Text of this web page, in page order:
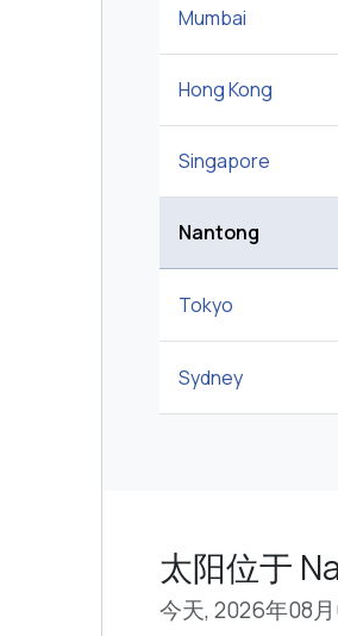
Mumbai
Hong Kong
Singapore
Nantong
Tokyo
Sydney
太阳位于
今天, 2026年08